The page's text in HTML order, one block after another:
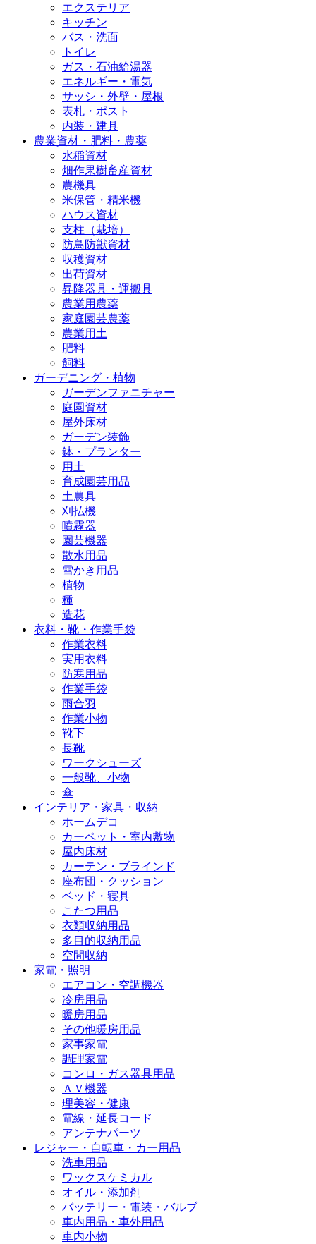
エクステリア
キッチン
バス・洗面
トイレ
ガス・石油給湯器
エネルギー・電気
サッシ・外壁・屋根
表札・ポスト
内装・建具
農業資材・肥料・農薬
水稲資材
畑作果樹畜産資材
農機具
米保管・精米機
ハウス資材
支柱（栽培）
防鳥防獣資材
収穫資材
出荷資材
昇降器具・運搬具
農業用農薬
家庭園芸農薬
農業用土
肥料
飼料
ガーデニング・植物
ガーデンファニチャー
庭園資材
屋外床材
ガーデン装飾
鉢・プランター
用土
育成園芸用品
土農具
刈払機
噴霧器
園芸機器
散水用品
雪かき用品
植物
種
造花
衣料・靴・作業手袋
作業衣料
実用衣料
防寒用品
作業手袋
雨合羽
作業小物
靴下
長靴
ワークシューズ
一般靴、小物
傘
インテリア・家具・収納
ホームデコ
カーペット・室内敷物
屋内床材
カーテン・ブラインド
座布団・クッション
ベッド・寝具
こたつ用品
衣類収納用品
多目的収納用品
空間収納
家電・照明
エアコン・空調機器
冷房用品
暖房用品
その他暖房用品
家事家電
調理家電
コンロ・ガス器具用品
ＡＶ機器
理美容・健康
電線・延長コード
アンテナパーツ
レジャー・自転車・カー用品
洗車用品
ワックスケミカル
オイル・添加剤
バッテリー・電装・バルブ
車内用品・車外用品
車内小物